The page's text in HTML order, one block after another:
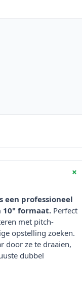
+
een professioneel
10" formaat. Perfect
met pitch-
opstelling zoeken.
door ze te draaien,
dubbel